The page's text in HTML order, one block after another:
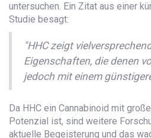
untersuchen. Ein Zitat aus einer
Studie besagt:
"HHC zeigt
Eigenschaften, die denen
jedoch mit einem
Da HHC ein Cannabinoid mit
Potenzial ist, sind weitere
aktuelle Begeisterung und das